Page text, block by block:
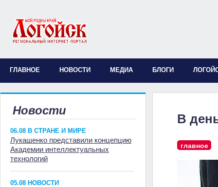
ГЛАВНОЕ НОВОСТИ МЕДИА БЛОГИ
Новости
06.08 В СТРАНЕ И МИРЕ
Лукашенко представили концепцию
Академии интеллектуальных
технологий
05.08 НОВОСТИ
В
главное